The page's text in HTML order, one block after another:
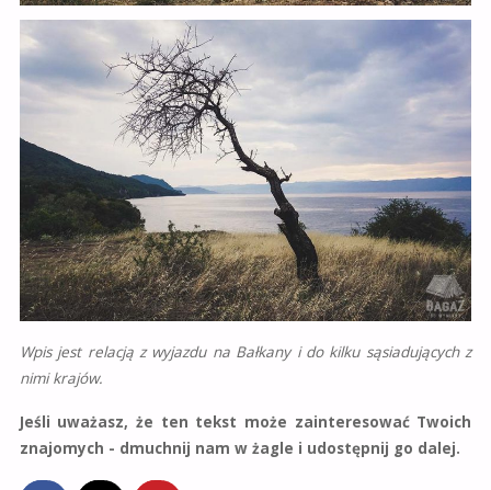
Wpis jest relacją z wyjazdu na Bałkany i do kilku sąsiadujących z
nimi krajów.
Jeśli uważasz, że ten tekst może zainteresować Twoich
znajomych - dmuchnij nam w żagle i udostępnij go dalej.